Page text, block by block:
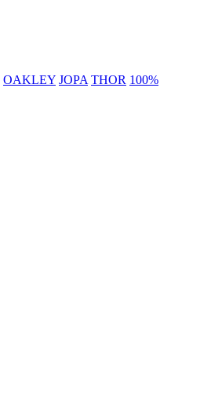
OAKLEY JOPA THOR 100%